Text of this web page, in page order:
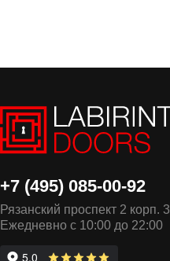
+7 (495) 085-00-92
Рязанский проспект 2 корп. 3
Ежедневно с 10:00 до 22:00